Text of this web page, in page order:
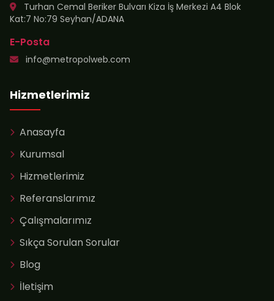
Turhan Cemal Beriker Bulvarı Kiza İş Merkezi A4 Blok
Kat:7 No:79 Seyhan/ADANA
E-Posta
info@metropolweb.com
Hizmetlerimiz
Anasayfa
Kurumsal
Hizmetlerimiz
Referanslarımız
Çalışmalarımız
Sıkça Sorulan Sorular
Blog
İletişim